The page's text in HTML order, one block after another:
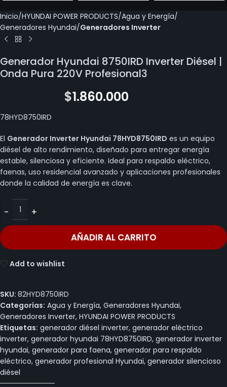
Inicio HYUNDAI POWER PRODUCTS Agua y Energía
Generadores Hyundai Generadores Inverter
Generador Hyundai 8750IRD Inverter Diésel |
Onda Pura 220V Profesional3
$1.860.000
78HYD8750IRD
El Generador Inverter Hyundai 78HYD8750IRD es un equipo
diésel de alto rendimiento, diseñado para entregar energía
estable, silenciosa y eficiente. Ideal para respaldo eléctrico,
faenas, uso residencial avanzado y aplicaciones profesionales
donde la calidad de energía es clave.
AÑADIR AL CARRITO
Add to wishlist
SKU: 82HYD8750IRD
Categorías: Agua y Energía, Generadores Hyundai,
Generadores Inverter, HYUNDAI POWER PRODUCTS
Etiquetas: generador diésel inverter, generador eléctrico
inverter, generador hyundai 78HYD8750IRD, generador inverter
hyundai, generador para faena, generador para respaldo
eléctrico, generador profesional Hyundai, generador silencioso
diésel